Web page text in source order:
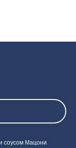
соусом Мацони